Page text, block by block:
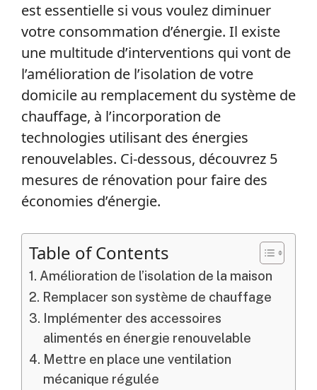
est essentielle si vous voulez diminuer
votre consommation d’énergie. Il existe
une multitude d’interventions qui vont de
l’amélioration de l’isolation de votre
domicile au remplacement du système de
chauffage, à l’incorporation de
technologies utilisant des énergies
renouvelables. Ci-dessous, découvrez 5
mesures de rénovation pour faire des
économies d’énergie.
Table of Contents
Amélioration de l’isolation de la maison
Remplacer son système de chauffage
Implémenter des accessoires
alimentés en énergie renouvelable
Mettre en place une ventilation
mécanique régulée